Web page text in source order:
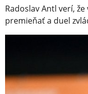
Radoslav Antl verí,
premieňať a duel